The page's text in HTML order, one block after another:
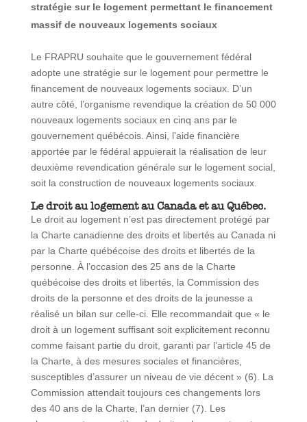
stratégie sur le logement permettant le financement
massif de nouveaux logements sociaux
Le FRAPRU souhaite que le gouvernement fédéral
adopte une stratégie sur le logement pour permettre le
financement de nouveaux logements sociaux. D’un
autre côté, l’organisme revendique la création de 50 000
nouveaux logements sociaux en cinq ans par le
gouvernement québécois. Ainsi, l’aide financière
apportée par le fédéral appuierait la réalisation de leur
deuxième revendication générale sur le logement social,
soit la construction de nouveaux logements sociaux.
Le droit au logement au Canada et au Québec.
Le droit au logement n’est pas directement protégé par
la Charte canadienne des droits et libertés au Canada ni
par la Charte québécoise des droits et libertés de la
personne. À l’occasion des 25 ans de la Charte
québécoise des droits et libertés, la Commission des
droits de la personne et des droits de la jeunesse a
réalisé un bilan sur celle-ci. Elle recommandait que « le
droit à un logement suffisant soit explicitement reconnu
comme faisant partie du droit, garanti par l’article 45 de
la Charte, à des mesures sociales et financières,
susceptibles d’assurer un niveau de vie décent » (6). La
Commission attendait toujours ces changements lors
des 40 ans de la Charte, l’an dernier (7). Les